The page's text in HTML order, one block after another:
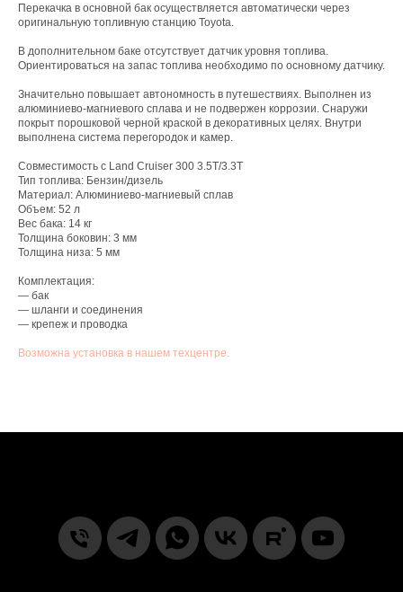
Перекачка в основной бак осуществляется автоматически через
оригинальную топливную станцию Тоyоtа.
В дополнительном баке отсутствует датчик уровня топлива.
Ориентироваться на запас топлива необходимо по основному датчику.
Значительно повышает автономность в путешествиях. Выполнен из
алюминиево-магниевого сплава и не подвержен коррозии. Снаружи
покрыт порошковой черной краской в декоративных целях. Внутри
выполнена система перегородок и камер.
Совместимость с Land Cruiser 300 3.5T/3.3T
Тип топлива: Бензин/дизель
Материал: Алюминиево-магниевый сплав
Объем: 52 л
Вес бака: 14 кг
Толщина боковин: 3 мм
Толщина низа: 5 мм
Комплектация:
— бак
— шланги и соединения
— крепеж и проводка
Возможна установка в нашем техцентре.